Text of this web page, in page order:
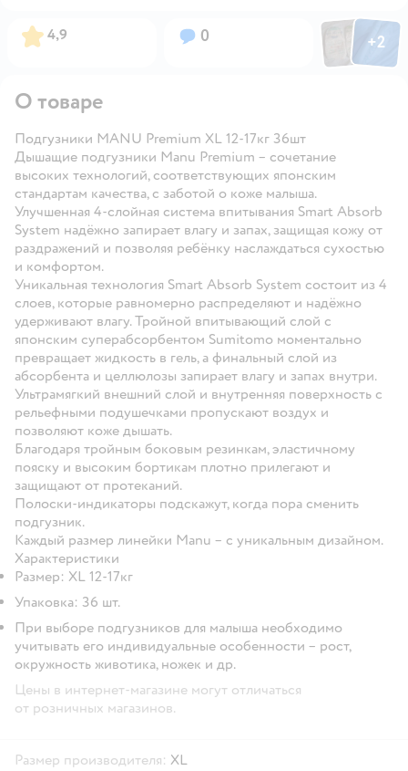
Рейтинг:
4,9 Вопросов:
0 ФотоФото
+2
О товаре
Подгузники MANU Premium XL 12-17кг 36шт
Дышащие подгузники Manu Premium – сочетание
высоких технологий, соответствующих японским
стандартам качества, с заботой о коже малыша.
Улучшенная 4-слойная система впитывания Smart Absorb
System надёжно запирает влагу и запах, защищая кожу от
раздражений и позволяя ребёнку наслаждаться сухостью
и комфортом.
Уникальная технология Smart Absorb System состоит из 4
слоев, которые равномерно распределяют и надёжно
удерживают влагу. Тройной впитывающий слой с
японским суперабсорбентом Sumitomo моментально
превращает жидкость в гель, а финальный слой из
абсорбента и целлюлозы запирает влагу и запах внутри.
Ультрамягкий внешний слой и внутренняя поверхность с
рельефными подушечками пропускают воздух и
позволяют коже дышать.
Благодаря тройным боковым резинкам, эластичному
пояску и высоким бортикам плотно прилегают и
защищают от протеканий.
Полоски-индикаторы подскажут, когда пора сменить
подгузник.
Каждый размер линейки Manu – с уникальным дизайном.
Характеристики
Размер: XL 12-17кг
Упаковка: 36 шт.
При выборе подгузников для малыша необходимо
учитывать его индивидуальные особенности – рост,
окружность животика, ножек и др.
Цены в интернет-магазине могут отличаться
от розничных магазинов.
Размер производителя: XL